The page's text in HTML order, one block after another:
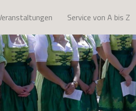
Service von A bis Z